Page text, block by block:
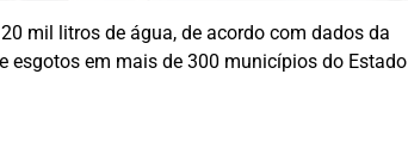
mil litros de água, de acordo com dados da
esgotos em mais de 300 municípios do Estado